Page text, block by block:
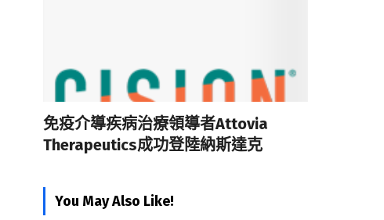
免疫介導疾病治療領導者Attovia
Therapeutics成功登陸納斯達克
You May Also Like!